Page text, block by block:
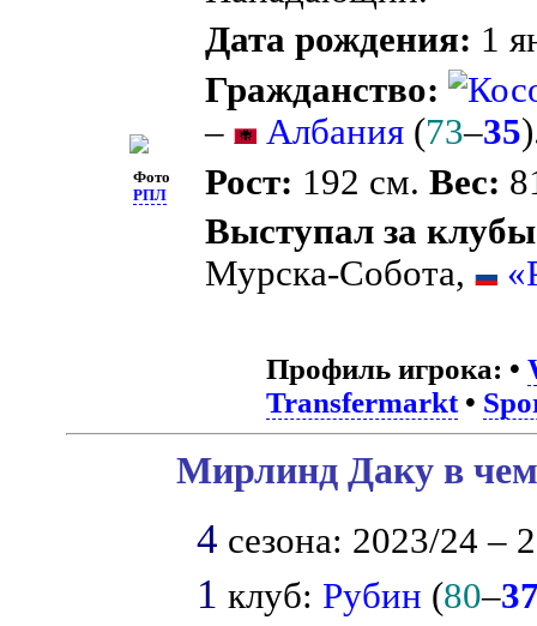
Фото
РПЛ
Дата рождения: 1
Гражданство:
–
Албания (73–35
Рост: 192 см.Вес:
Выступал за
Мурска-Собота,
Профиль игрока: •
Transfermarkt•
Мирлинд Даку в
4 сезона: 2023/24 –
1 клуб: Рубин (80–